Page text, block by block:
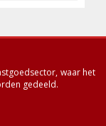
waar het
gedeeld.